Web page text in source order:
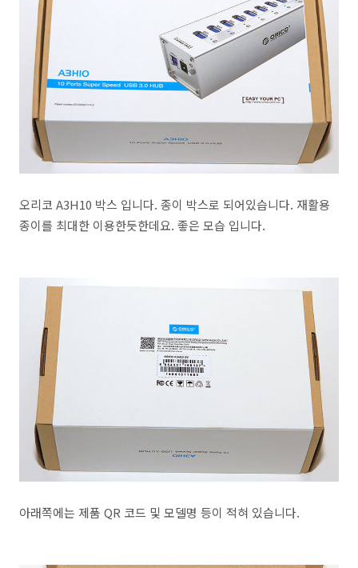
오리코 A3H10 박스 입니다. 종이 박스로 되어있습니다. 재활용
종이를 최대한 이용한듯한데요. 좋은 모습 입니다.
아래쪽에는 제품 QR 코드 및 모델명 등이 적혀 있습니다.